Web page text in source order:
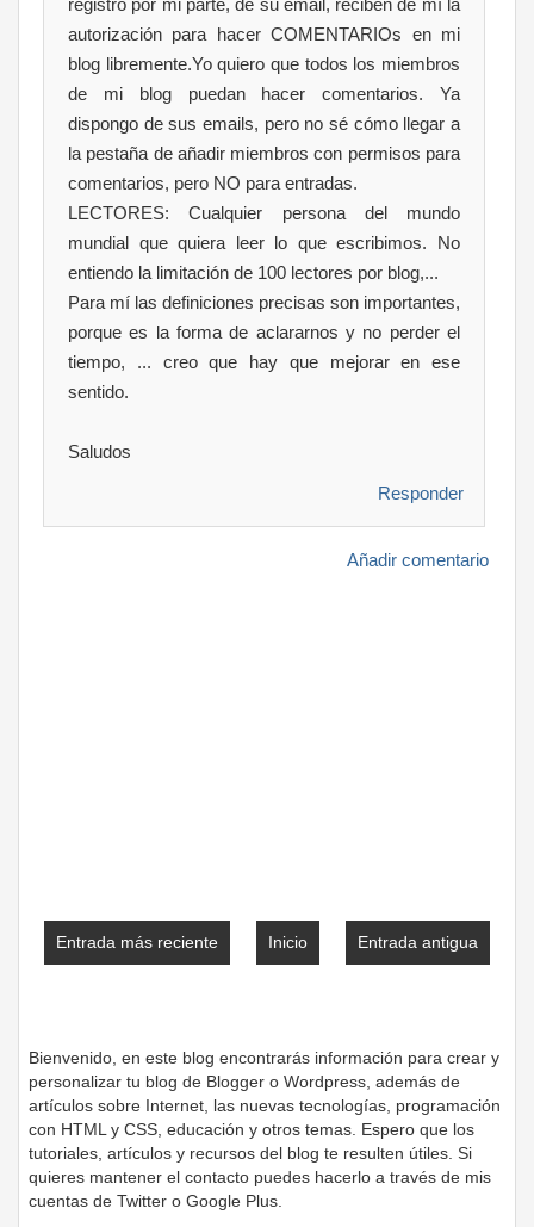
registro por mi parte, de su email, reciben de mí la
autorización para hacer COMENTARIOs en mi
blog libremente.Yo quiero que todos los miembros
de mi blog puedan hacer comentarios. Ya
dispongo de sus emails, pero no sé cómo llegar a
la pestaña de añadir miembros con permisos para
comentarios, pero NO para entradas.
LECTORES: Cualquier persona del mundo
mundial que quiera leer lo que escribimos. No
entiendo la limitación de 100 lectores por blog,...
Para mí las definiciones precisas son importantes,
porque es la forma de aclararnos y no perder el
tiempo, ... creo que hay que mejorar en ese
sentido.
Saludos
Responder
Añadir comentario
Entrada más reciente Entrada antigua
Inicio
Bienvenido, en este blog encontrarás información para crear y
personalizar tu blog de Blogger o Wordpress, además de
artículos sobre Internet, las nuevas tecnologías, programación
con HTML y CSS, educación y otros temas. Espero que los
tutoriales, artículos y recursos del blog te resulten útiles. Si
quieres mantener el contacto puedes hacerlo a través de mis
cuentas de Twitter o Google Plus.